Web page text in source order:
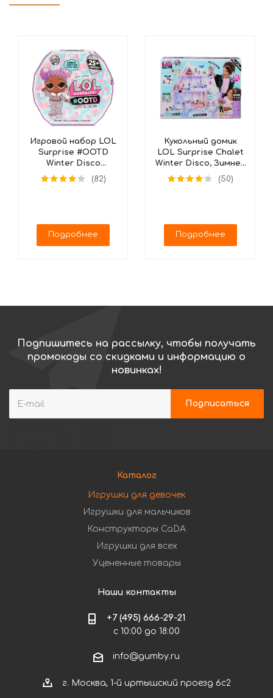
Игровой набор LOL
Surprise #OOTD
Winter Disco
Календарь, 562504
(25 сюрпризов)
(82)
Подробнее
Кукольный домик
LOL Surprise Chalet
Winter Disco, Зимнее
Шале, 562207
(50)
Подробнее
Подпишитесь на рассылку, чтобы получать
промокоды со скидками и информацию о
новинках!
Каталог
Игрушки для девочек
Игрушки для мальчиков
Конструкторы CaDA
Игрушки для всех
Уцененные товары
Наши контакты
+7 (495) 666-29-21
с 10:00 до 18:00
info@gumby.ru
г. Москва, 1-й иртышский проезд 6с2